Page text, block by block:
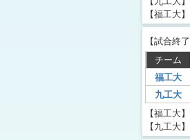
【福工大】
【試合終了
チーム
福工大
九工大
【福工大】
【九工大】